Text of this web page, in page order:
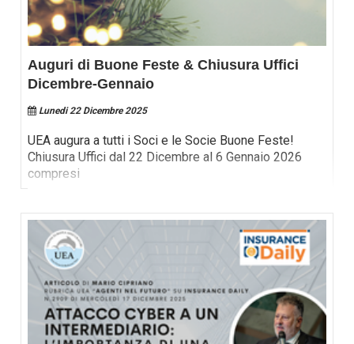
Auguri di Buone Feste & Chiusura Uffici
Dicembre-Gennaio
Lunedi 22 Dicembre 2025
UEA augura a tutti i Soci e le Socie Buone Feste!
Chiusura Uffici dal 22 Dicembre al 6 Gennaio 2026
compresi